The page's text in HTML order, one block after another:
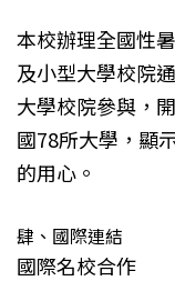
本校辦理全國性
及小型大學校院
大學校院參與，
國78所大學，顯
的用心。
肆、國際連結
國際名校合作